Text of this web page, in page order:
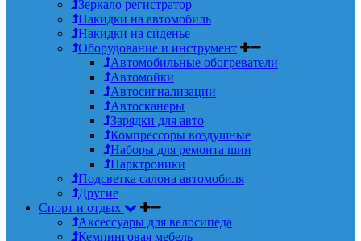
Зеркало регистратор
Накидки на автомобиль
Накидки на сиденье
Оборудование и инструмент
Автомобильные обогреватели
Автомойки
Автосигнализации
Автосканеры
Зарядки для авто
Компрессоры воздушные
Наборы для ремонта шин
Парктроники
Подсветка салона автомобиля
Другие
Спорт и отдых
Аксессуары для велосипеда
Кемпинговая мебель